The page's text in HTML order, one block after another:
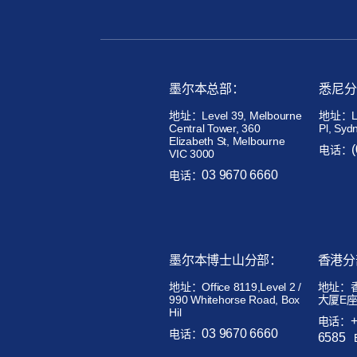
墨尔本总部：
地址：Level 39, Melbourne
Central Tower, 360
Elizabeth St, Melbourne
VIC 3000
电话：03 9670 6660
悉尼
地址：
Pl,
电话：
墨尔本博士山分部：
地址：Office 8119,Level 2 /
990 Whitehorse Road, Box
Hil
电话：03 9670 6660
香港
地址：
大厦E
电话：
6585